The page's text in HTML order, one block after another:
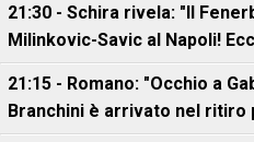
21:30 - Schira rivela: "Il
Milinkovic-Savic al Napoli!
21:15 - Romano: "Occhio a
Branchini è arrivato nel ritiro